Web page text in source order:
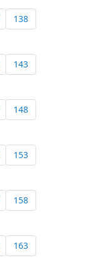
138
143
148
153
158
163